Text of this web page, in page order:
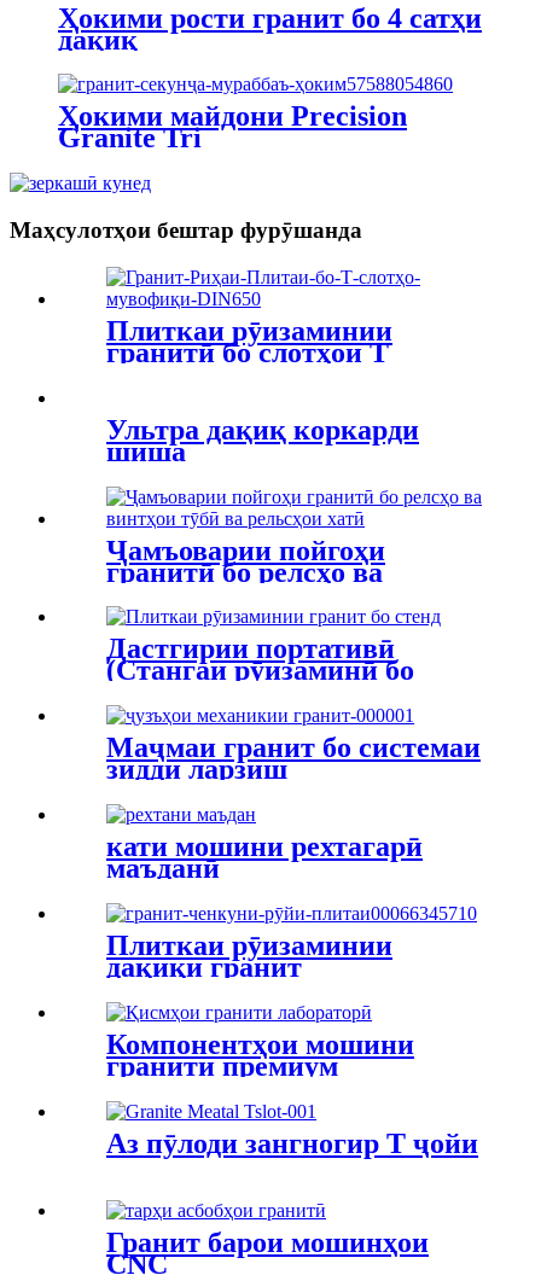
Ҳокими рости гранит бо 4 сатҳи
дақиқ
Ҳокими майдони Precision
Granite Tri
Маҳсулотҳои бештар фурӯшанда
Плиткаи рӯизаминии
гранитӣ бо слотҳои T
мувофиқи стандарти DIN
Ультра дақиқ коркарди
шиша
Ҷамъоварии пойгоҳи
гранитӣ бо релсҳо ва
винтҳои тӯбӣ ва рельсҳои
хатӣ
Дастгирии портативӣ
(Стангаи рӯизаминӣ бо
Маҷмаи гранит бо системаи
зидди ларзиш
кати мошини рехтагарӣ
маъданӣ
Плиткаи рӯизаминии
дақиқи гранит
Компонентҳои мошини
гранити премиум
Аз пӯлоди зангногир T ҷойи
Гранит барои мошинҳои
CNC